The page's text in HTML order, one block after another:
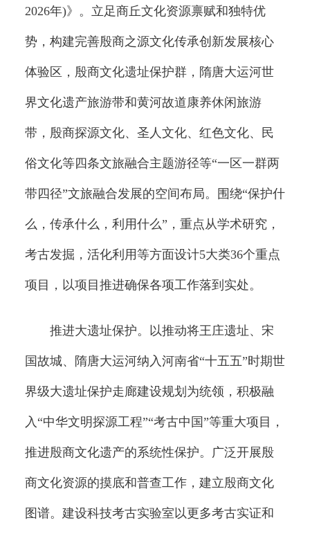
2026年)》。立足商丘文化资源禀赋和独特优
势，构建完善殷商之源文化传承创新发展核心
体验区，殷商文化遗址保护群，隋唐大运河世
界文化遗产旅游带和黄河故道康养休闲旅游
带，殷商探源文化、圣人文化、红色文化、民
俗文化等四条文旅融合主题游径等“一区一群两
带四径”文旅融合发展的空间布局。围绕“保护什
么，传承什么，利用什么”，重点从学术研究，
考古发掘，活化利用等方面设计5大类36个重点
项目，以项目推进确保各项工作落到实处。
推进大遗址保护。以推动将王庄遗址、宋
国故城、隋唐大运河纳入河南省“十五五”时期世
界级大遗址保护走廊建设规划为统领，积极融
入“中华文明探源工程”“考古中国”等重大项目，
推进殷商文化遗产的系统性保护。广泛开展殷
商文化资源的摸底和普查工作，建立殷商文化
图谱。建设科技考古实验室以更多考古实证和